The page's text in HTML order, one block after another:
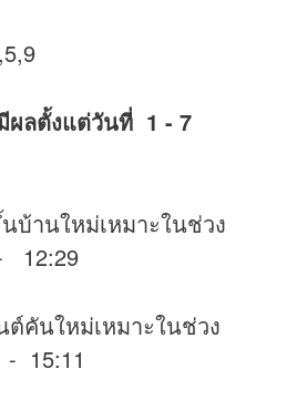
ผลตั้งแต่วันที่ 1 - 7
านใหม่เหมาะในช่วง
คันใหม่เหมาะในช่วง